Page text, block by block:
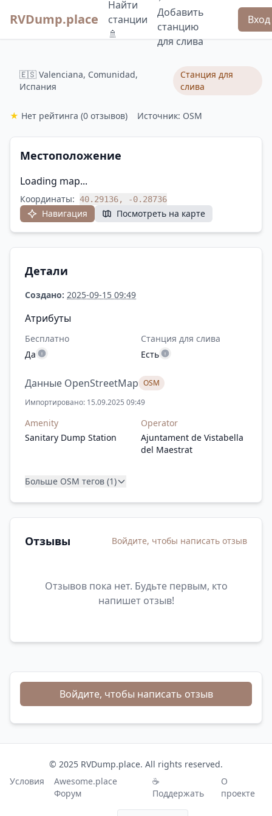
RVDump.place
Найти
станции
🚿
Добавить
станцию
для слива
Вход
🇪🇸 Valenciana, Comunidad,
Испания
Станция для
слива
★ Нет рейтинга (0 отзывов) Источник: OSM
Местоположение
Loading map...
Координаты: 40.29136, -0.28736
Навигация Посмотреть на карте
Детали
Создано: 2025-09-15 09:49
Атрибуты
Бесплатно
Да
Станция для слива
Есть
Данные OpenStreetMap OSM
Импортировано: 15.09.2025 09:49
Amenity
Sanitary Dump Station
Operator
Ajuntament de Vistabella
del Maestrat
Больше OSM тегов (1)
Отзывы Войдите, чтобы написать отзыв
Отзывов пока нет. Будьте первым, кто
напишет отзыв!
Войдите, чтобы написать отзыв
© 2025 RVDump.place. All rights reserved.
Условия
Awesome.place
Форум
☕
Поддержать
О
проекте